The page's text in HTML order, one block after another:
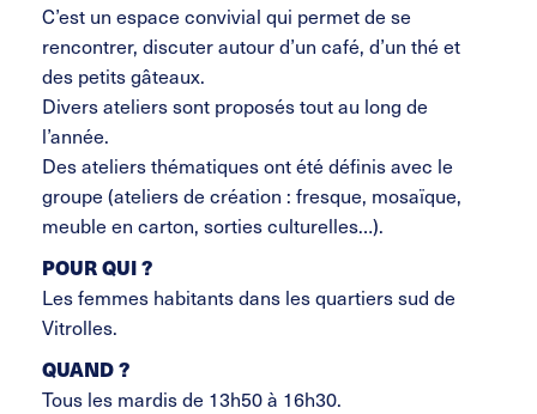
C’est un espace convivial qui permet de se
rencontrer, discuter autour d’un café, d’un thé et
des petits gâteaux.
Divers ateliers sont proposés tout au long de
l’année.
Des ateliers thématiques ont été définis avec le
groupe (ateliers de création : fresque, mosaïque,
meuble en carton, sorties culturelles…).
POUR QUI ?
Les femmes habitants dans les quartiers sud de
Vitrolles.
QUAND ?
Tous les mardis de 13h50 à 16h30.